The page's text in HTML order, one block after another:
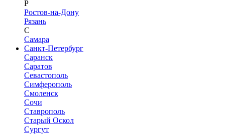
Р
Ростов-на-Дону
Рязань
С
Самара
Санкт-Петербург
Саранск
Саратов
Севастополь
Симферополь
Смоленск
Сочи
Ставрополь
Старый Оскол
Сургут